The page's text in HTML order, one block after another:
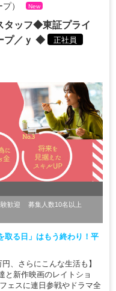
）
New
タッフ◆東証プライ
プ／ｙ ◆
正社員
歓迎
募集人数10名以上
取る日」はもう終わり！平
、さらにこんな生活も】
新作映画のレイトショ
ェスに連日参戦やドラマ全